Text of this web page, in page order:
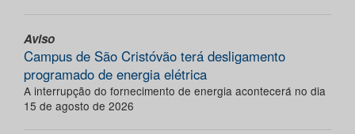
Aviso
Campus de São Cristóvão terá desligamento
programado de energia elétrica
A interrupção do fornecimento de energia acontecerá no dia
15 de agosto de 2026